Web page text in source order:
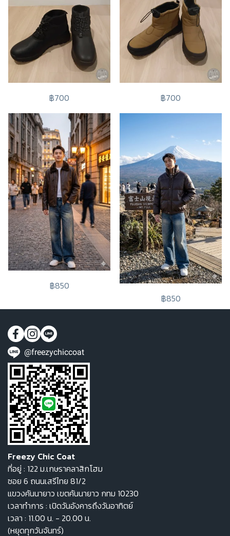
฿700 ฿700
฿850
฿850
@freezychiccoat
Freezy Chic Coat
ที่อยู่ : 122 ม.เกษราคลาสิกโฮม
ซอย 6 ถนนเสรีไทย 81/2
แขวงคันนายาว เขตคันนายาว กทม 10230
เวลาทำการ : เปิดวันอังคารถึงวันอาทิตย์
เวลา : 11.00 น. - 20.00 น.
(หยุดทุกวันจันทร์)